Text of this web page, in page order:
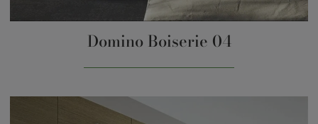
Domino Boiserie 04